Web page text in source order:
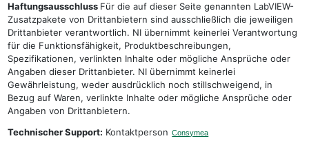
Haftungsausschluss Für die auf dieser Seite genannten LabVIEW-
Zusatzpakete von Drittanbietern sind ausschließlich die jeweiligen
Drittanbieter verantwortlich. NI übernimmt keinerlei Verantwortung
für die Funktionsfähigkeit, Produktbeschreibungen,
Spezifikationen, verlinkten Inhalte oder mögliche Ansprüche oder
Angaben dieser Drittanbieter. NI übernimmt keinerlei
Gewährleistung, weder ausdrücklich noch stillschweigend, in
Bezug auf Waren, verlinkte Inhalte oder mögliche Ansprüche oder
Angaben von Drittanbietern.
Technischer Support: Kontaktperson Consymea